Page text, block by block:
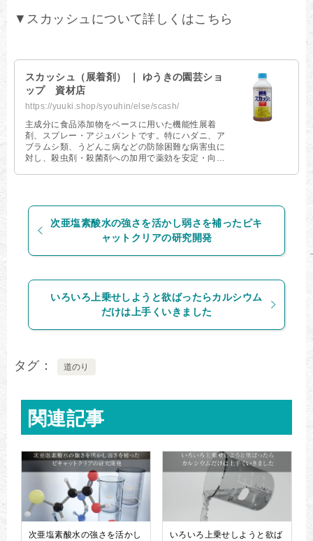
▼スカッシュについて詳しくはこちら
スカッシュ（展着剤） ｜ ゆうきの園芸ショ
ップ 資材店
https://yuuki.shop/syouhin/else/scash/
主成分に食品添加物をベースに用いた機能性展着
剤、スプレー・アジュバントです。特にハダニ、ア
ブラムシ類、うどんこ病などの防除困難な病害虫に
対し、殺虫剤・殺菌剤への加用で薬効を安定・向上
次亜塩素酸水の強さを活かし弱さを補ったピキ
ャットクリアの研究開発
いろいろ上乗せしようと欲ばったらカルシウム
だけは上手くいきました
タグ 道のり
関連記事
次亜塩素酸水の強さを活かし
いろいろ上乗せしようと欲ば